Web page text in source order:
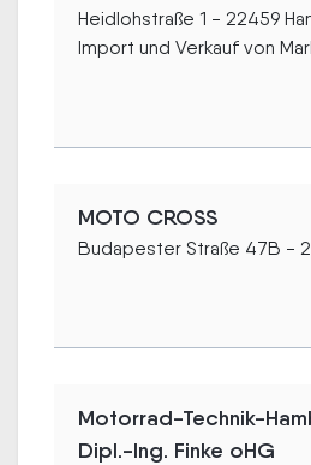
Heidlohstraße 1 - 22459
Import und Verkauf von
MOTO CROSS
Budapester Straße 47B -
Motorrad-Technik-
Dipl.-Ing. Finke oHG